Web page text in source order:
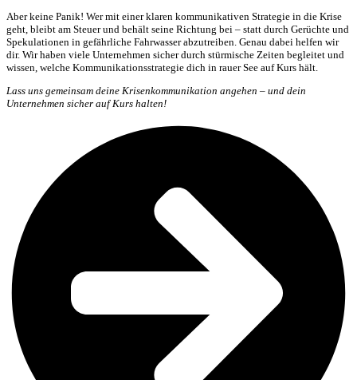
Aber keine Panik! Wer mit einer klaren kommunikativen Strategie in die Krise
geht, bleibt am Steuer und behält seine Richtung bei – statt durch Gerüchte und
Spekulationen in gefährliche Fahrwasser abzutreiben. Genau dabei helfen wir
dir. Wir haben viele Unternehmen sicher durch stürmische Zeiten begleitet und
wissen, welche Kommunikationsstrategie dich in rauer See auf Kurs hält.
Lass uns gemeinsam deine Krisenkommunikation angehen – und dein
Unternehmen sicher auf Kurs halten!